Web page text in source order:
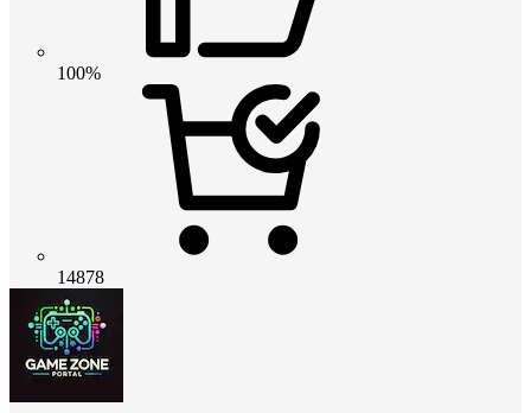
100%
14878